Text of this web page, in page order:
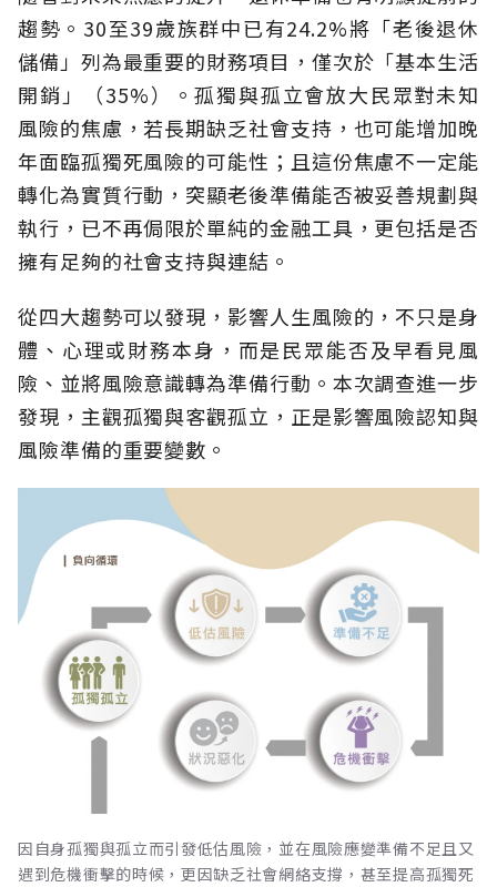
趨勢。30至39歲族群中已有24.2%將「老後退休
儲備」列為最重要的財務項目，僅次於「基本生活
開銷」（35%）。孤獨與孤立會放大民眾對未知
風險的焦慮，若長期缺乏社會支持，也可能增加晚
年面臨孤獨死風險的可能性；且這份焦慮不一定能
轉化為實質行動，突顯老後準備能否被妥善規劃與
執行，已不再侷限於單純的金融工具，更包括是否
擁有足夠的社會支持與連結。
從四大趨勢可以發現，影響人生風險的，不只是身
體、心理或財務本身，而是民眾能否及早看見風
險、並將風險意識轉為準備行動。本次調查進一步
發現，主觀孤獨與客觀孤立，正是影響風險認知與
風險準備的重要變數。
因自身孤獨與孤立而引發低估風險，並在風險應變準備不足且又
遇到危機衝擊的時候，更因缺乏社會網絡支撐，甚至提高孤獨死